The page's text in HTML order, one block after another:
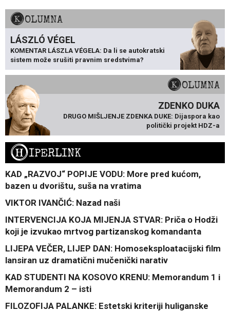
KOLUMNA
LÁSZLÓ VÉGEL
KOMENTAR LÁSZLA VÉGELA: Da li se autokratski
sistem može srušiti pravnim sredstvima?
KOLUMNA
ZDENKO DUKA
DRUGO MIŠLJENJE ZDENKA DUKE: Dijaspora kao
politički projekt HDZ-a
HIPERLINK
KAD „RAZVOJ“ POPIJE VODU: More pred kućom,
bazen u dvorištu, suša na vratima
VIKTOR IVANČIĆ: Nazad naši
INTERVENCIJA KOJA MIJENJA STVAR: Priča o Hodži
koji je izvukao mrtvog partizanskog komandanta
LIJEPA VEČER, LIJEP DAN: Homoseksploatacijski film
lansiran uz dramatični mučenički narativ
KAD STUDENTI NA KOSOVO KRENU: Memorandum 1 i
Memorandum 2 – isti
FILOZOFIJA PALANKE: Estetski kriteriji huliganske